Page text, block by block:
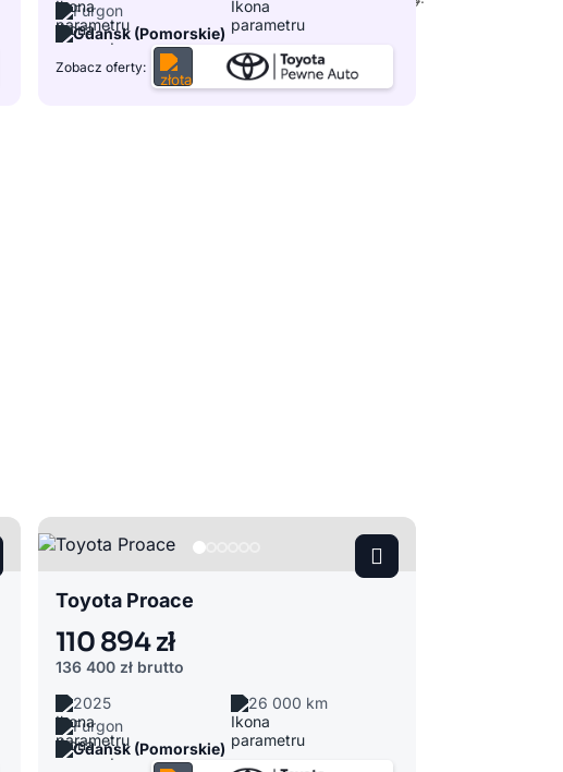
Furgon
Gdańsk (Pomorskie)
Zobacz oferty:
Toyota Proace
110 894 zł
136 400 zł brutto
2025
26 000 km
Furgon
Gdańsk (Pomorskie)